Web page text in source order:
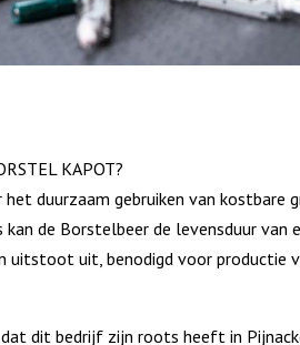
KAPOT?
duurzaam gebruiken van kostbare
de Borstelbeer de levensduur van
uitstoot uit, benodigd voor productie
dit bedrijf zijn roots heeft in